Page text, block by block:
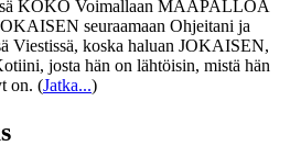
KOKO Voimallaan MAAPALLOA
seuraamaan Ohjeitani ja
Viestissä, koska haluan JOKAISEN,
josta hän on lähtöisin, mistä hän
on. (Jatka...)